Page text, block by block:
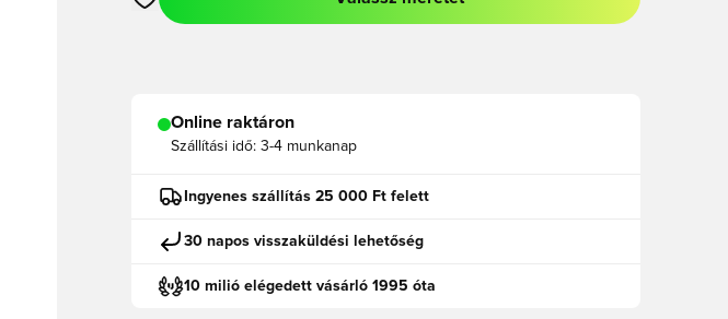
Megnyit egy modált a bejelentkezéshez vagy a tagként való regisztrációhoz
Online raktáron
Szállítási idő: 3-4 munkanap
Ingyenes szállítás 25 000 Ft felett
30 napos visszaküldési lehetőség
10 milió elégedett vásárló 1995 óta